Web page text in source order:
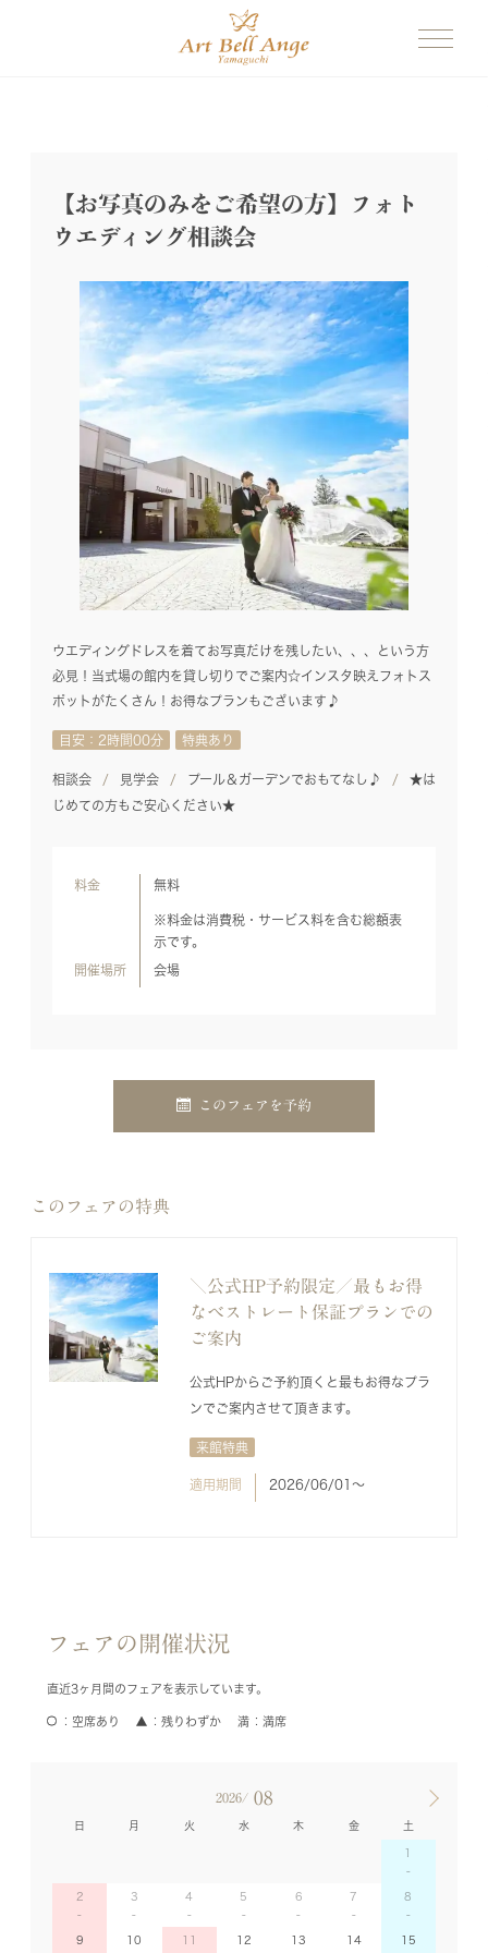
【お写真のみをご希望の方】フォト
ウエディング相談会
ウエディングドレスを着てお写真だけを残したい、、、という方
必見！当式場の館内を貸し切りでご案内☆インスタ映えフォトス
ポットがたくさん！お得なプランもございます♪
目安：2時間00分 特典あり
相談会 見学会 プール＆ガーデンでおもてなし♪
★は
じめての方もご安心ください★
料金 無料
※料金は消費税・サービス料を含む総額表
示です。
開催場所 会場
このフェアを予約
このフェアの特典
＼公式HP予約限定／最もお得
なベストレート保証プランでの
ご案内
公式HPからご予約頂くと最もお得なプラ
ンでご案内させて頂きます。
来館特典
適用期間 2026/06/01〜
フェアの開催状況
直近3ヶ月間のフェアを表示しています。
空席あり 残りわずか 満席
2026/ 08
日 月 火 水 木 金 土
1
2 3 4 5 6 7 8
9 10 11 12 13 14 15